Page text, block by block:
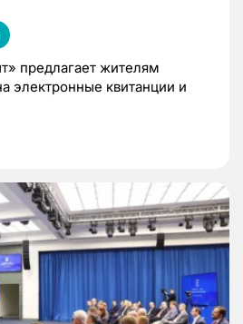
предлагает жителям
электронные квитанции и